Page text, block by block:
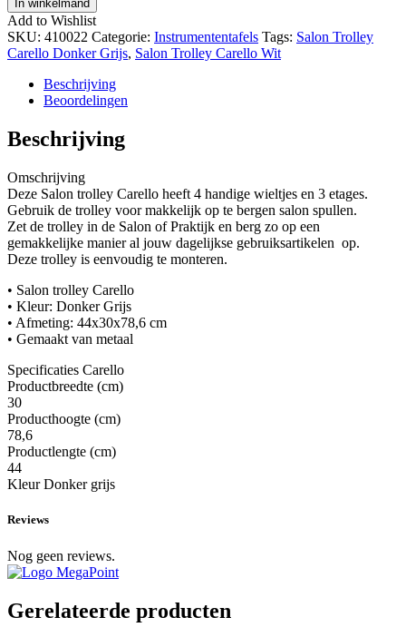
Carello
Donker
Grijs
hoeveelheid
In winkelmand
Add to Wishlist
SKU: 410022 Categorie: Instrumententafels Tags: Salon Trolley
Carello Donker Grijs, Salon Trolley Carello Wit
Beschrijving
Beoordelingen
Beschrijving
Omschrijving
Deze Salon trolley Carello heeft 4 handige wieltjes en 3 etages.
Gebruik de trolley voor makkelijk op te bergen salon spullen.
Zet de trolley in de Salon of Praktijk en berg zo op een
gemakkelijke manier al jouw dagelijkse gebruiksartikelen op.
Deze trolley is eenvoudig te monteren.
• Salon trolley Carello
• Kleur: Donker Grijs
• Afmeting: 44x30x78,6 cm
• Gemaakt van metaal
Specificaties Carello
Productbreedte (cm)
30
Producthoogte (cm)
78,6
Productlengte (cm)
44
Kleur Donker grijs
Reviews
Nog geen reviews.
Gerelateerde producten